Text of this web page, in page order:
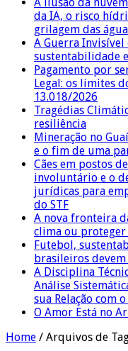
da IA, o risco
grilagem das
A Guerra Invisível
sustentabilidade
Pagamento por
Legal: os limites
13.018/2026
Tragédias
resiliência
Mineração no
e o fim de uma
Cães em postos
involuntário e o
jurídicas para
do STF
A nova fronteira
clima ou proteger
Futebol,
brasileiros
A Disciplina
Análise
sua Relação com
O Amor Está no
Home / Arquivos de